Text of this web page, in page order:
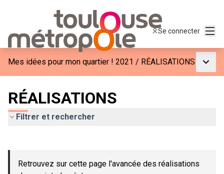
Se connecter
Mes idées pour mon quartier ! 2021 / RÉALISATIONS
RÉALISATIONS
Filtrer et rechercher
−
Retrouvez sur cette page l'avancée des réalisations